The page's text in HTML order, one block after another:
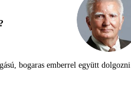
bogaras emberrel együtt